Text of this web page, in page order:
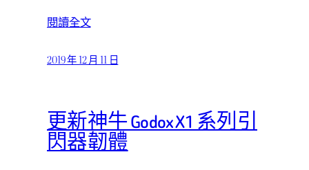
閱讀全文
2019 年 12 月 11 日
更新神牛 Godox X1 系列引
閃器韌體